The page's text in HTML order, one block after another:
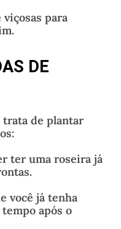
viçosas para
DE
trata de plantar
ter uma roseira já
você já tenha
após o